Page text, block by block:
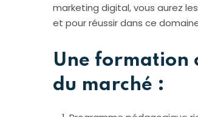
marketing digital, vous aurez
et pour réussir dans ce
Une formation
du marché :